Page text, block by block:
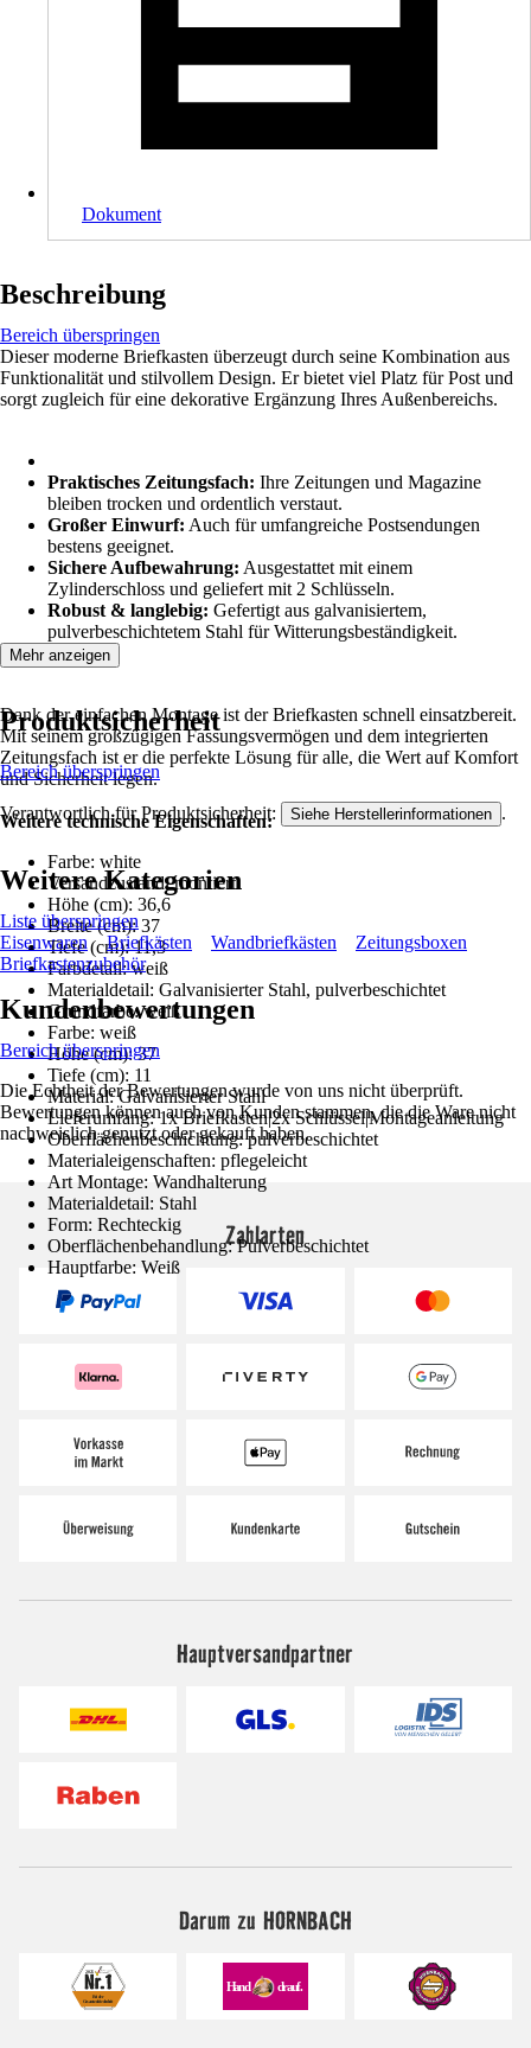
Dokument
Beschreibung
Bereich überspringen
Dieser moderne Briefkasten überzeugt durch seine Kombination aus
Funktionalität und stilvollem Design. Er bietet viel Platz für Post und
sorgt zugleich für eine dekorative Ergänzung Ihres Außenbereichs.
Praktisches Zeitungsfach: Ihre Zeitungen und Magazine
bleiben trocken und ordentlich verstaut.
Großer Einwurf: Auch für umfangreiche Postsendungen
bestens geeignet.
Sichere Aufbewahrung: Ausgestattet mit einem
Zylinderschloss und geliefert mit 2 Schlüsseln.
Robust & langlebig: Gefertigt aus galvanisiertem,
pulverbeschichtetem Stahl für Witterungsbeständigkeit.
Dank der einfachen Montage ist der Briefkasten schnell einsatzbereit.
Mit seinem großzügigen Fassungsvermögen und dem integrierten
Zeitungsfach ist er die perfekte Lösung für alle, die Wert auf Komfort
und Sicherheit legen.
Weitere technische Eigenschaften:
Farbe: white
Versandzustand: montiert
Höhe (cm): 36,6
Breite (cm): 37
Tiefe (cm): 11,3
Farbdetail: weiß
Materialdetail: Galvanisierter Stahl, pulverbeschichtet
Grundfarbe: weiß
Farbe: weiß
Höhe (cm): 37
Tiefe (cm): 11
Material: Galvanisierter Stahl
Lieferumfang: 1x Briefkasten|2x Schlüssel|Montageanleitung
Oberflächenbeschichtung: pulverbeschichtet
Materialeigenschaften: pflegeleicht
Art Montage: Wandhalterung
Materialdetail: Stahl
Form: Rechteckig
Oberflächenbehandlung: Pulverbeschichtet
Hauptfarbe: Weiß
Mehr anzeigen
Produktsicherheit
Bereich überspringen
Verantwortlich für Produktsicherheit: Siehe Herstellerinformationen .
Weitere Kategorien
Liste überspringen
Eisenwaren
Briefkästen Wandbriefkästen
Zeitungsboxen
Briefkastenzubehör
Kundenbewertungen
Bereich überspringen
Die Echtheit der Bewertungen wurde von uns nicht überprüft.
Bewertungen können auch von Kunden stammen, die die Ware nicht
nachweislich genutzt oder gekauft haben.
Zahlarten
Hauptversandpartner
Darum zu HORNBACH